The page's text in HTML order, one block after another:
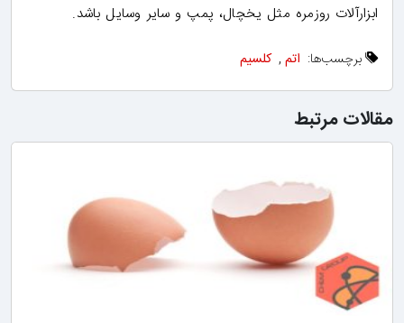
ابزارآلات روزمره مثل یخچال‌، پمپ و سایر وسایل باشد.
برچسب‌ها: اتم , کلسیم
مقالات مرتبط